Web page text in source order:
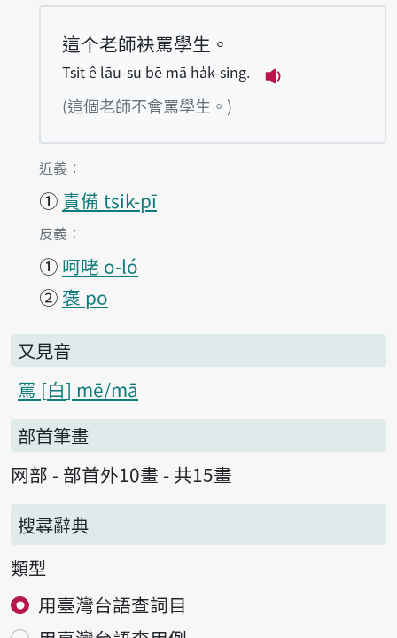
這个老師袂罵學生。
Tsit ê lāu-su bē mā ha̍k-sing.
(這個老師不會罵學生。)
第1項釋義的
近義：
① 責備 tsik-pī
第1項釋義的
反義：
① 呵咾 o-ló
② 褒 po
又見音
罵 白 mē/mā
部首筆畫
网部 - 部首外10畫 - 共15畫
搜尋辭典
類型
用臺灣台語查詞目